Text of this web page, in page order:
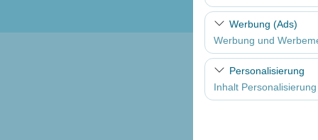
Diese Cookies
Seiten,
Benutzererfahrung
Werbung (Ads)
Werbung und
Diese Cookies
und die Wirksamkeit
Personalisierung
Inhalt Personalisierung
sicherzustellen,